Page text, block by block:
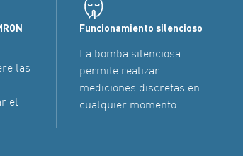
las
el
Funcionamiento silencioso
La bomba silenciosa
permite realizar
mediciones discretas en
cualquier momento.